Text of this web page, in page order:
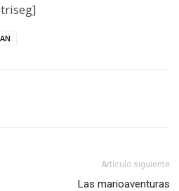
Artículo siguiente
Las marioaventuras